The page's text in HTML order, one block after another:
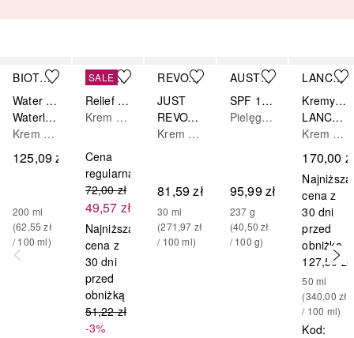
BIOTHERM
Water Lover
Waterlover Sun Milk Mleczko do opalania SPF 50
Krem przeciwsłoneczny do ciała
125,09 zł
200 ml
(62,55 zł
/ 100 ml)
BEAUTY OF JOSEON
Relief Sun: Rice + Probiotics SPF 50+
Krem przeciwsłoneczny do twarzy
Cena
regularna
72,00 zł
49,57 zł
Najniższa
cena z
30 dni
przed
obniżką
51,22 zł
-3%
SALE
REVOX B77
JUST
REVOX B77 JUST CODZIENNA TARCZA PRZECIWSŁONECZNA SPF50
Krem przeciwsłoneczny do twarzy
81,59 zł
30 ml
(271,97 zł
/ 100 ml)
AUSTRALIAN GOLD
SPF 15 Spray Gel with Bronzer - Żel w sprayu do opalania z bronzerem
Pielęgnacja po opalaniu
95,99 zł
237 g
(40,50 zł
/ 100 g)
LANCASTER
Kremy do opalania
LANCASTER - Sun Beauty - krem do twarzy SPF50
Krem przeciwsłoneczny do ciała
170,00
Najniższa
cena z
30 dni
przed
obniżką
127,50 zł
50 ml
(340,00 zł
/ 100 ml)
Kod: